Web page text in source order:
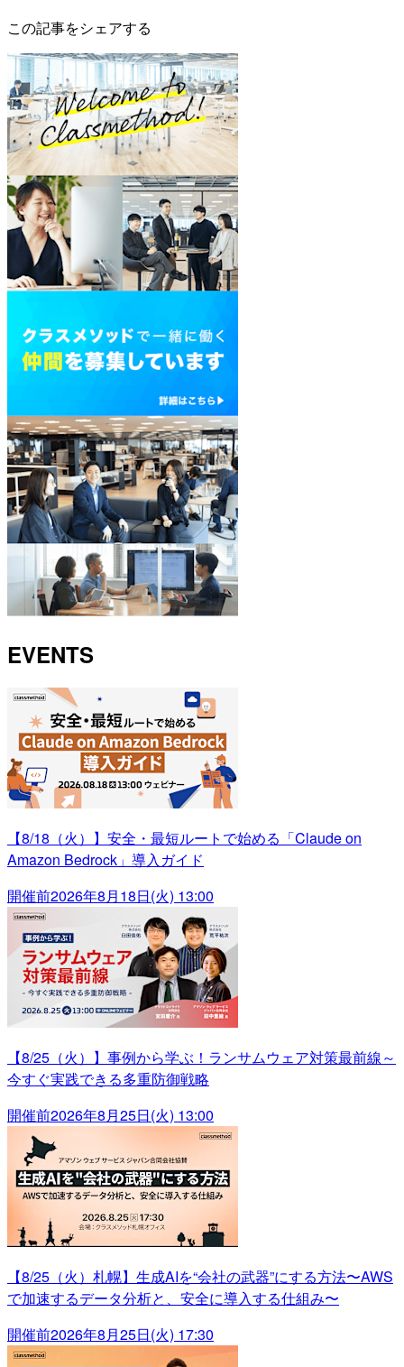
この記事をシェアする
EVENTS
【8/18（火）】安全・最短ルートで始める「Claude on
Amazon Bedrock」導入ガイド
開催前2026年8月18日(火) 13:00
【8/25（火）】事例から学ぶ！ランサムウェア対策最前線～
今すぐ実践できる多重防御戦略
開催前2026年8月25日(火) 13:00
【8/25（火）札幌】生成AIを“会社の武器”にする方法〜AWS
で加速するデータ分析と、安全に導入する仕組み〜
開催前2026年8月25日(火) 17:30